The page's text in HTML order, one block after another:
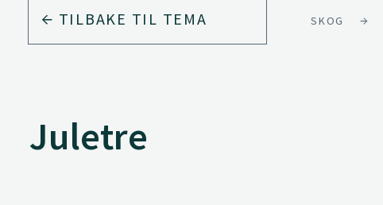
TILBAKE TIL TEMA SKOG
Juletre